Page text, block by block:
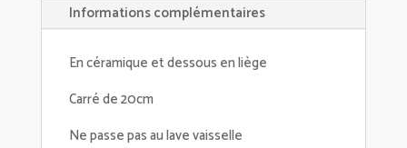
Informations complémentaires
En céramique et dessous en liège
Carré de 20cm
Ne passe pas au lave vaisselle